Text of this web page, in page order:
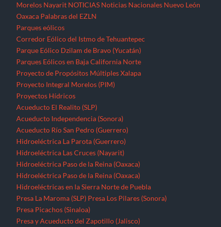
Morelos Nayarit NOTICIAS Noticias Nacionales Nuevo León
Oaxaca Palabras del EZLN
Parques eólicos
Corredor Eólico del Istmo de Tehuantepec
Parque Eólico Dzilam de Bravo (Yucatán)
Parques Eólicos en Baja California Norte
Proyecto de Propósitos Múltiples Xalapa
Proyecto Integral Morelos (PIM)
Proyectos Hídricos
Acueducto El Realito (SLP)
Acueducto Independencia (Sonora)
Acueducto Río San Pedro (Guerrero)
Hidroeléctrica La Parota (Guerrero)
Hidroeléctrica Las Cruces (Nayarit)
Hidroeléctrica Paso de la Reina (Oaxaca)
Hidroeléctrica Paso de la Reina (Oaxaca)
Hidroeléctricas en la Sierra Norte de Puebla
Presa La Maroma (SLP) Presa Los Pilares (Sonora)
Presa Picachos (Sinaloa)
Presa y Acueducto del Zapotillo (Jalisco)